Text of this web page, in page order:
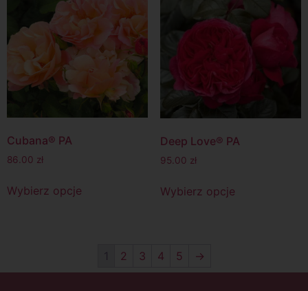
Cubana® PA
86.00 zł
Wybierz opcje
Deep Love® PA
95.00 zł
Wybierz opcje
1 2 3 4 5 →